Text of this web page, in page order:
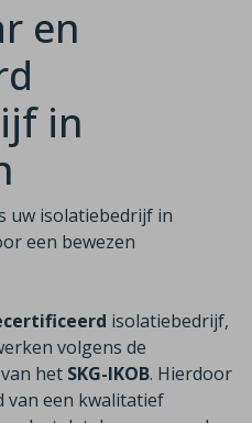
en
in
uw isolatiebedrijf in
een bewezen
isolatiebedrijf,
volgens de
het SKG-IKOB. Hierdoor
van een kwalitatief